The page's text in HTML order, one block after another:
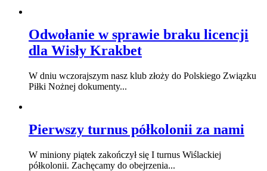
Odwołanie w sprawie braku licencji
dla Wisły Krakbet
W dniu wczorajszym nasz klub złoży do Polskiego Związku
Piłki Nożnej dokumenty...
Pierwszy turnus półkolonii za nami
W miniony piątek zakończył się I turnus Wiślackiej
półkolonii. Zachęcamy do obejrzenia...